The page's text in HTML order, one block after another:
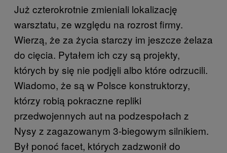
Już czterokrotnie zmieniali lokalizację
warsztatu, ze względu na rozrost firmy.
Wierzą, że za życia starczy im jeszcze żelaza
do cięcia. Pytałem ich czy są projekty,
których by się nie podjęli albo które odrzucili.
Wiadomo, że są w Polsce konstruktorzy,
którzy robią pokraczne repliki
przedwojennych aut na podzespołach z
Nysy z zagazowanym 3-biegowym silnikiem.
Był ponoć facet, których zadzwonił do